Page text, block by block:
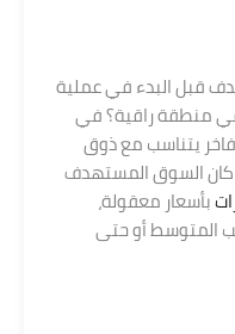
قبل البدء في عملية
منطقة راقية؟ في
يتناسب مع ذوق
كان السوق المستهدف
بأسعار معقولة،
المتوسط أو حتى